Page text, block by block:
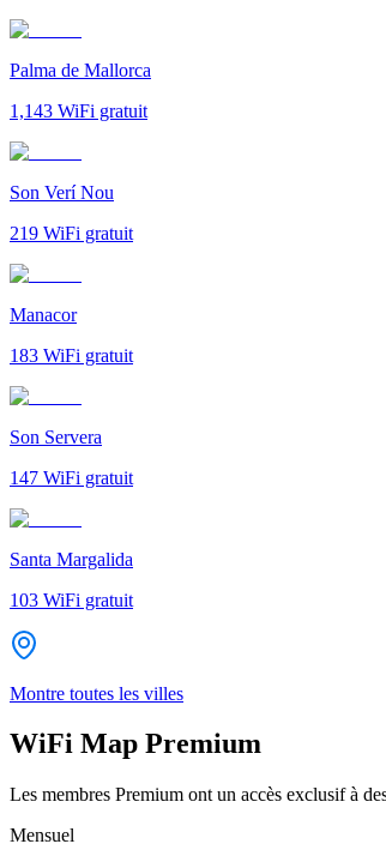
Palma de Mallorca
1,143 WiFi gratuit
Son Verí Nou
219 WiFi gratuit
Manacor
183 WiFi gratuit
Son Servera
147 WiFi gratuit
Santa Margalida
103 WiFi gratuit
Montre toutes les villes
WiFi Map Premium
Les membres Premium ont un accès exclusif à
Mensuel